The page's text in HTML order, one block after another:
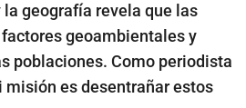
geografía revela que las
geoambientales y
poblaciones. Como periodista
es desentrañar estos